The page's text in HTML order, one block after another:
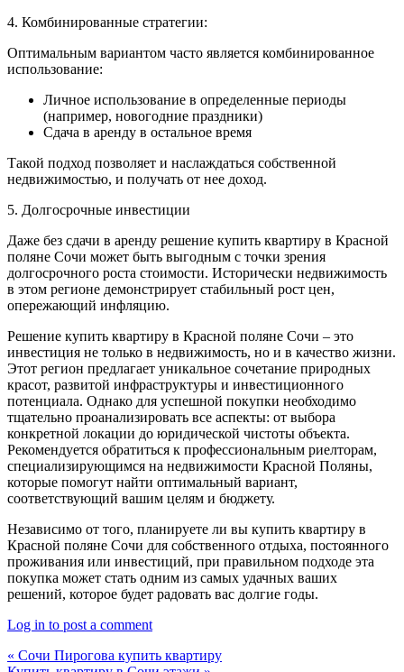
4. Комбинированные стратегии:
Оптимальным вариантом часто является комбинированное
использование:
Личное использование в определенные периоды
(например, новогодние праздники)
Сдача в аренду в остальное время
Такой подход позволяет и наслаждаться собственной
недвижимостью, и получать от нее доход.
5. Долгосрочные инвестиции
Даже без сдачи в аренду решение купить квартиру в Красной
поляне Сочи может быть выгодным с точки зрения
долгосрочного роста стоимости. Исторически недвижимость
в этом регионе демонстрирует стабильный рост цен,
опережающий инфляцию.
Решение купить квартиру в Красной поляне Сочи – это
инвестиция не только в недвижимость, но и в качество жизни.
Этот регион предлагает уникальное сочетание природных
красот, развитой инфраструктуры и инвестиционного
потенциала. Однако для успешной покупки необходимо
тщательно проанализировать все аспекты: от выбора
конкретной локации до юридической чистоты объекта.
Рекомендуется обратиться к профессиональным риелторам,
специализирующимся на недвижимости Красной Поляны,
которые помогут найти оптимальный вариант,
соответствующий вашим целям и бюджету.
Независимо от того, планируете ли вы купить квартиру в
Красной поляне Сочи для собственного отдыха, постоянного
проживания или инвестиций, при правильном подходе эта
покупка может стать одним из самых удачных ваших
решений, которое будет радовать вас долгие годы.
Log in to post a comment
« Сочи Пирогова купить квартиру